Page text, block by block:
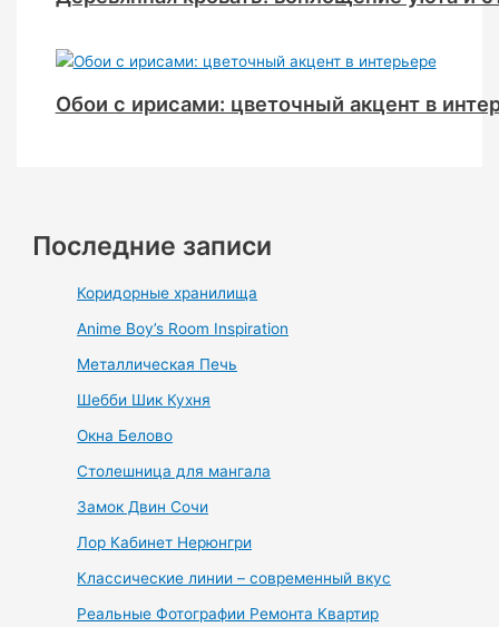
Обои с ирисами: цветочный акцент в
Последние записи
Коридорные хранилища
Anime Boy’s Room Inspiration
Металлическая Печь
Шебби Шик Кухня
Окна Белово
Столешница для мангала
Замок Двин Сочи
Лор Кабинет Нерюнгри
Классические линии – современный вкус
Реальные Фотографии Ремонта Квартир